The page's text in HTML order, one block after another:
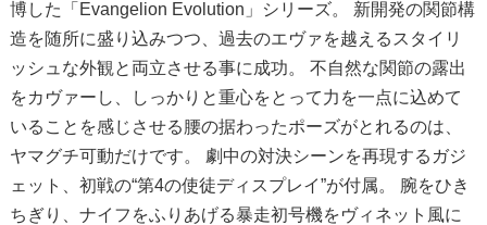
博した「Evangelion Evolution」シリーズ。 新開発の関節構
造を随所に盛り込みつつ、過去のエヴァを越えるスタイリ
ッシュな外観と両立させる事に成功。 不自然な関節の露出
をカヴァーし、しっかりと重心をとって力を一点に込めて
いることを感じさせる腰の据わったポーズがとれるのは、
ヤマグチ可動だけです。 劇中の対決シーンを再現するガジ
ェット、初戦の“第4の使徒ディスプレイ”が付属。 腕をひき
ちぎり、ナイフをふりあげる暴走初号機をヴィネット風に